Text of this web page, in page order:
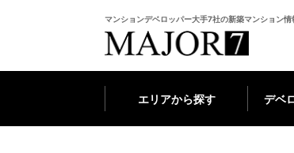
マンションデベロッパー大手7社の新築マンション情
エリアから探す デベ